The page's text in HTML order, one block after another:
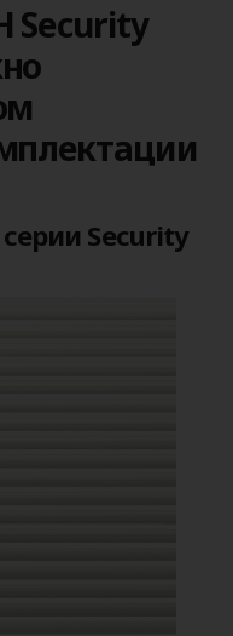
Security
Security